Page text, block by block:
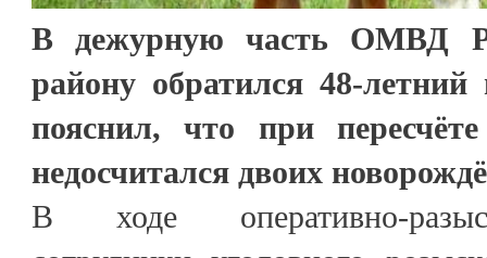
В дежурную часть ОМВД
району обратился 48-
пояснил, что при
недосчитался двоих
В ходе оперативно-